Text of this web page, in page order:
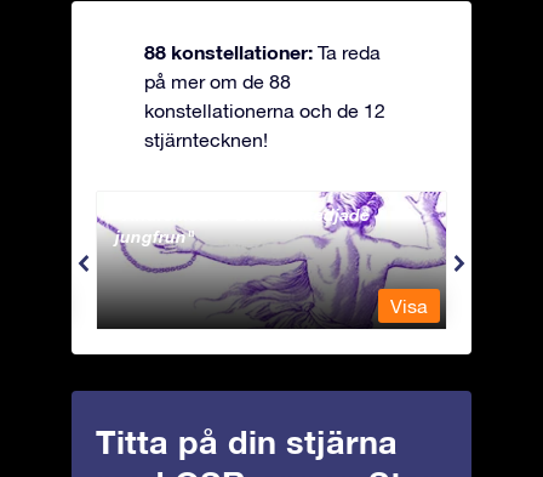
88 konstellationer: Ta reda
på mer om de 88
konstellationerna och de 12
stjärntecknen!
Andromeda - Den fastkedjade
jungfrun
Visa
Titta på din stjärna